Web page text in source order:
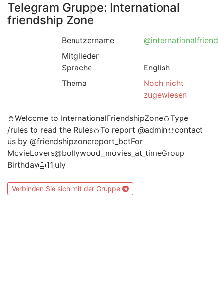
Telegram Gruppe: International
friendship Zone
Benutzername
Mitglieder
Sprache
English
Thema
Noch nicht
zugewiesen
⛄Welcome to InternationalFriendshipZone⛄Type
/rules to read the Rules⛄To report @admin⛄contact
us by @friendshipzonereport_botFor
MovieLovers@bollywood_movies_at_timeGroup
Birthday🎂11july
Verbinden Sie sich mit der Gruppe